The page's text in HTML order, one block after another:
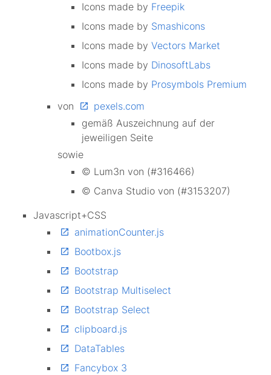
Icons made by Freepik
Icons made by Smashicons
Icons made by Vectors Market
Icons made by DinosoftLabs
Icons made by Prosymbols Premium
von
pexels.com
gemäß Auszeichnung auf der
jeweiligen Seite
sowie
© Lum3n von (#316466)
© Canva Studio von (#3153207)
Javascript+CSS
animationCounter.js
Bootbox.js
Bootstrap
Bootstrap Multiselect
Bootstrap Select
clipboard.js
DataTables
Fancybox 3